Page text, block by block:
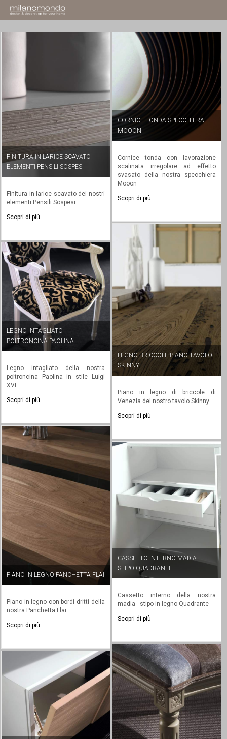
FINITURA IN LARICE SCAVATO
ELEMENTI PENSILI SOSPESI
Finitura in larice scavato dei nostri
elementi Pensili Sospesi
Scopri di più
CORNICE TONDA SPECCHIERA
MOOON
Cornice tonda con lavorazione
scalinata irregolare ad effetto
svasato della nostra specchiera
Mooon
Scopri di più
LEGNO BRICCOLE PIANO TAVOLO
SKINNY
Piano in legno di briccole di
Venezia del nostro tavolo Skinny
Scopri di più
LEGNO INTAGLIATO
POLTRONCINA PAOLINA
Legno intagliato della nostra
poltroncina Paolina in stile Luigi
XVI
Scopri di più
PIANO IN LEGNO PANCHETTA FLAI
Piano in legno con bordi dritti della
nostra Panchetta Flai
Scopri di più
CASSETTO INTERNO MADIA -
STIPO QUADRANTE
Cassetto interno della nostra
madia - stipo in legno Quadrante
Scopri di più
Pages
Pages